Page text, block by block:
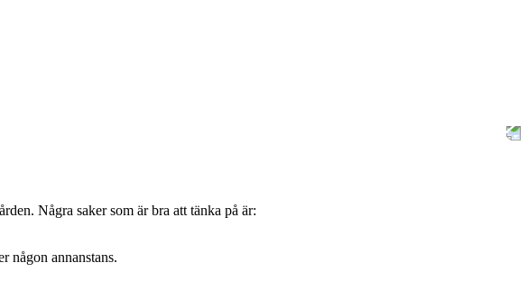
Några saker som är bra att tänka på är:
någon annanstans.